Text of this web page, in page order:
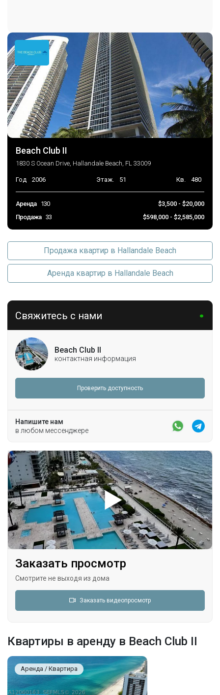
Beach Club II
1830 S Ocean Drive, Hallandale Beach, FL 33009
Год 2006 Этаж. 51 Кв. 480
Аренда 130
$3,500 - $20,000
Продажа 33 $598,000 - $2,585,000
Продажа квартир в Hallandale Beach
Аренда квартир в Hallandale Beach
Свяжитесь с нами
Beach Club II
контактная информация
Проверить доступность
Напишите нам
в любом мессенджере
Заказать просмотр
Смотрите не выходя из дома
Заказать видеопросмотр
Квартиры в аренду в Beach Club II
Аренда / Квартира